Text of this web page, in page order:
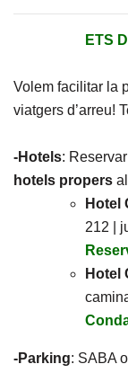
ETS
Volem facilitar la
viatgers d’arreu!
-Hotels:
hotels propers
Hotel
212 |
Hotel
-Parking: SABA